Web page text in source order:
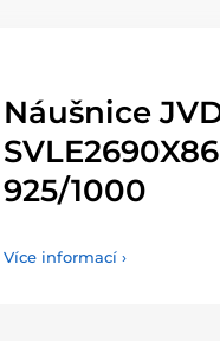
Náušnice
925/1000
Více informací ›